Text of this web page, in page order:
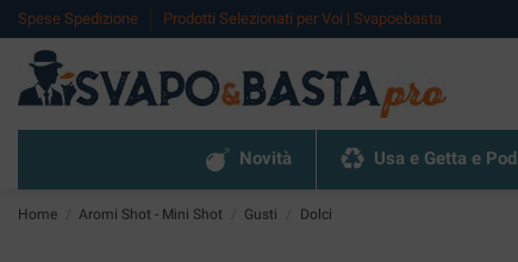
Spese Spedizione Prodotti Selezionati per Voi | Svapoebasta
Novità Usa e Getta e Pod
Home Aromi Shot - Mini Shot Gusti Dolci